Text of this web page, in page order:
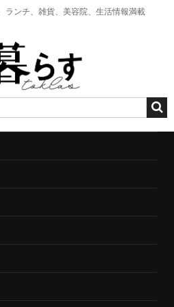
ランチ、雑貨、美容院、生活情報満載
ティー絵画展